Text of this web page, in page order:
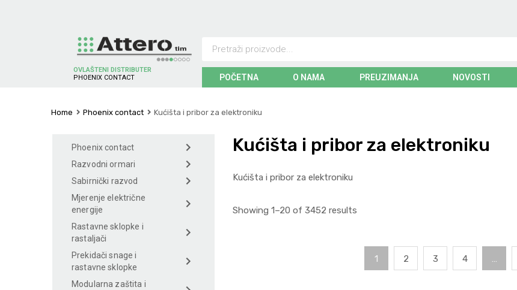
OVLAŠTENI DISTRIBUTER
SCHNEI X CO NTACT POČETNA O NAMA PREUZIMANJA NOVOSTI
Home Phoenix contact Kućišta i pribor za elektroniku
Kućišta i pribor za elektroniku
Kućišta i pribor za elektroniku
Showing 1–20 of 3452 results
1 2 3 4
Phoenix contact
Razvodni ormari
Sabirnički razvod
Mjerenje električne
energije
Rastavne sklopke i
rastaljači
Prekidači snage i
rastavne sklopke
Modularna zaštita i